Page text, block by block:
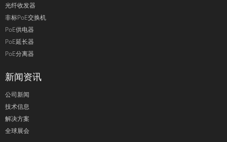
光纤收发器
非标PoE交换机
PoE供电器
PoE延长器
PoE分离器
新闻资讯
公司新闻
技术信息
解决方案
全球展会